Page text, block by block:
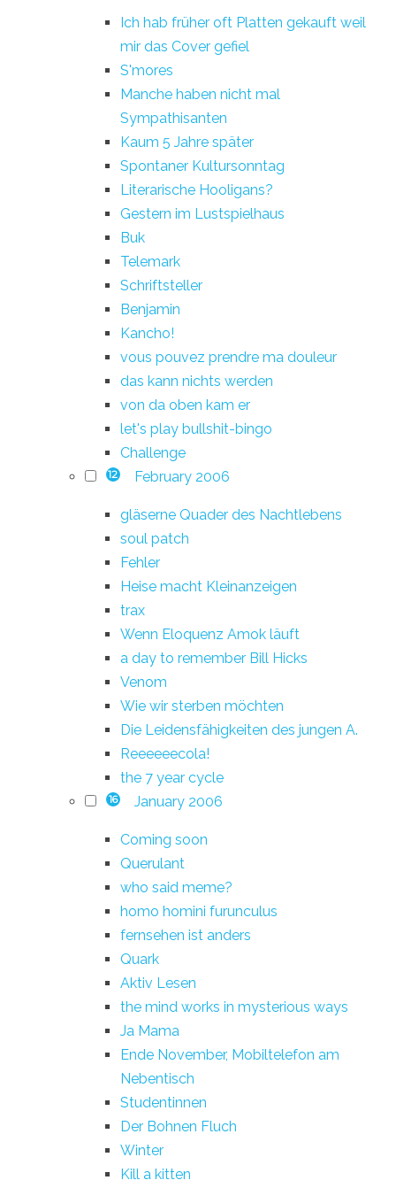
Ich hab früher oft Platten gekauft weil
mir das Cover gefiel
S'mores
Manche haben nicht mal
Sympathisanten
Kaum 5 Jahre später
Spontaner Kultursonntag
Literarische Hooligans?
Gestern im Lustspielhaus
Buk
Telemark
Schriftsteller
Benjamin
Kancho!
vous pouvez prendre ma douleur
das kann nichts werden
von da oben kam er
let's play bullshit-bingo
Challenge
12 February 2006
gläserne Quader des Nachtlebens
soul patch
Fehler
Heise macht Kleinanzeigen
trax
Wenn Eloquenz Amok läuft
a day to remember Bill Hicks
Venom
Wie wir sterben möchten
Die Leidensfähigkeiten des jungen A.
Reeeeeecola!
the 7 year cycle
16 January 2006
Coming soon
Querulant
who said meme?
homo homini furunculus
fernsehen ist anders
Quark
Aktiv Lesen
the mind works in mysterious ways
Ja Mama
Ende November, Mobiltelefon am
Nebentisch
Studentinnen
Der Bohnen Fluch
Winter
Kill a kitten